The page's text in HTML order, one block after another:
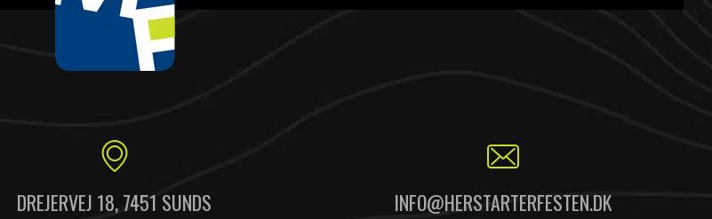
DREJERVEJ 18, 7451 SUNDS INFO@HERSTARTERFESTEN.DK